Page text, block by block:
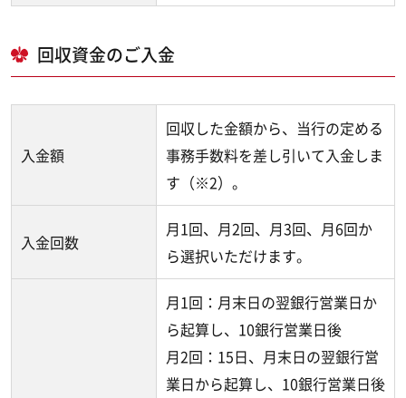
回収資金のご入金
入金額
回収した金額から、当行の定める
事務手数料を差し引いて入金しま
す（※2）。
入金回数
月1回、月2回、月3回、月6回か
ら選択いただけます。
月1回：月末日の翌銀行営業日か
ら起算し、10銀行営業日後
月2回：15日、月末日の翌銀行営
業日から起算し、10銀行営業日後